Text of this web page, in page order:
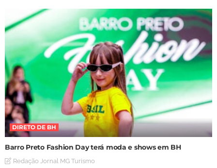
DIRETO DE BH
Barro Preto Fashion Day terá moda e shows em BH
Redação Jornal MG Turismo